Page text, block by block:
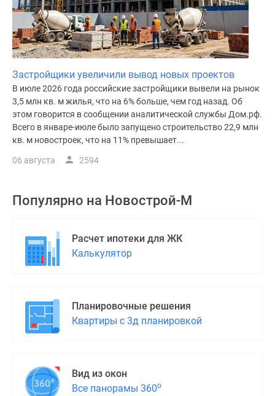
Застройщики увеличили вывод новых проектов
В июле 2026 года российские застройщики вывели на рынок
3,5 млн кв. м жилья, что на 6% больше, чем год назад. Об
этом говорится в сообщении аналитической службы Дом.рф.
Всего в январе-июле было запущено строительство 22,9 млн
кв. м новостроек, что на 11% превышает...
06 августа 2594
Популярно на Новострой-М
Расчет ипотеки для ЖК
Калькулятор
Планировочные решения
Квартиры с 3д планировкой
Вид из окон
Все панорамы 360о